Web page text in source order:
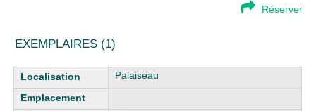
Réserver
EXEMPLAIRES (1)
Liste des exemplaires Palaiseau